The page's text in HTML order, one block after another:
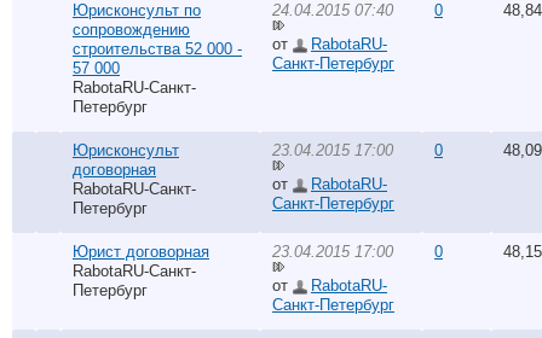
Юрисконсульт по
сопровождению
строительства 52 000 -
57 000
RabotaRU-Санкт-
Петербург
24.04.2015 07:40
от
RabotaRU-
Санкт-Петербург
0
Юрисконсульт
договорная
RabotaRU-Санкт-
Петербург
23.04.2015 17:00
от
RabotaRU-
Санкт-Петербург
0
Юрист договорная
RabotaRU-Санкт-
Петербург
23.04.2015 17:00
от
RabotaRU-
Санкт-Петербург
0